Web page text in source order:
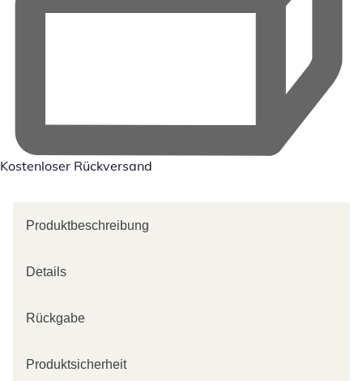
Kostenloser Rückversand
Produktbeschreibung
Details
Rückgabe
Produktsicherheit